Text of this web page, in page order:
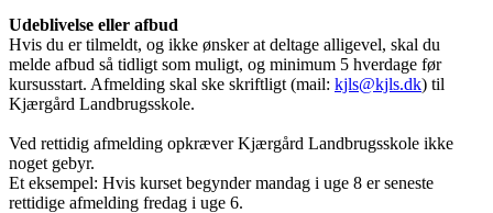
Udeblivelse eller afbud
Hvis du er tilmeldt, og ikke ønsker at deltage alligevel, skal du
melde afbud så tidligt som muligt, og minimum 5 hverdage før
kursusstart. Afmelding skal ske skriftligt (mail: kjls@kjls.dk) til
Kjærgård Landbrugsskole.
Ved rettidig afmelding opkræver Kjærgård Landbrugsskole ikke
noget gebyr.
Et eksempel: Hvis kurset begynder mandag i uge 8 er seneste
rettidige afmelding fredag i uge 6.